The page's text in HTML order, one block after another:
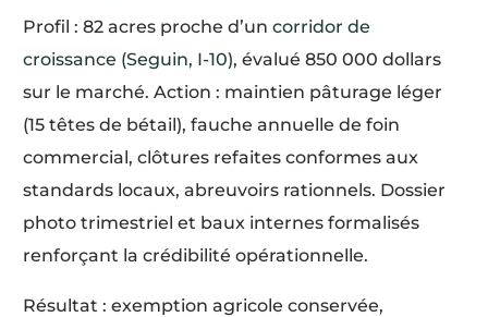
Profil : 82 acres proche d’uncorridor de
croissance (Seguin, I-10), évalué 850 000 dollars
sur le marché. Action : maintien pâturage léger
(15 têtes de bétail), fauche annuelle de foin
commercial, clôtures refaites conformes aux
standards locaux, abreuvoirs rationnels. Dossier
photo trimestriel et baux internes formalisés
renforçant la crédibilité opérationnelle.
Résultat : exemption agricole conservée,